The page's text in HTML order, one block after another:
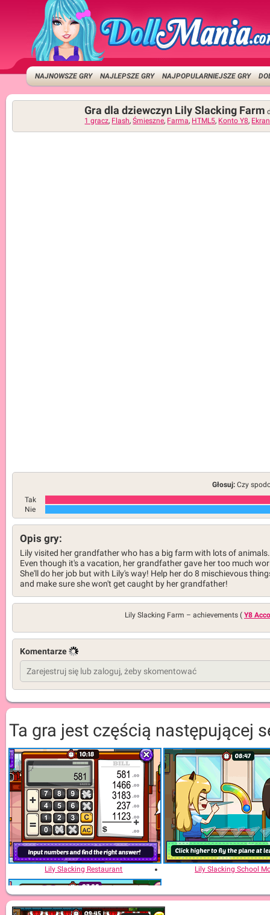
NAJNOWSZE GRY NAJLEPSZE GRY NAJPOPULARNIEJSZE GRY
Gra dla dziewczyn Lily Slacking Farm
1 gracz, Flash,Śmieszne, Farma, HTML5, Konto Y8,
Głosuj: Czy
Tak
Nie
Opis gry:
Lily visited her grandfather who has a big farm with lots of animals.
Even though it's a vacation, her grandfather gave her too much
She'll do her job but with Lily's way! Help her do 8 mischievous
and make sure she won't get caught by her grandfather!
Lily Slacking Farm – achievements ( Y8
Komentarze
Ta gra jest częścią następującej
Lily Slacking Restaurant Lily Slacking School